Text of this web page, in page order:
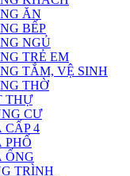
ĂN
BẾP
NGỦ
TRẺ EM
TẮM, VỆ SINH
THỜ
THỰ
CƯ
4
PHỐ
ỐNG
TRÌNH